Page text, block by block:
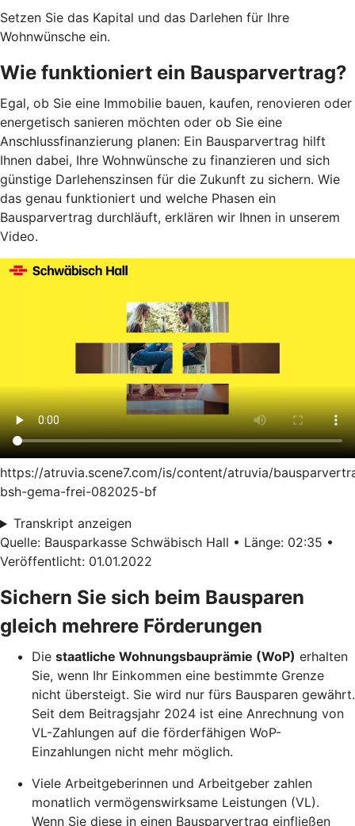
Setzen Sie das Kapital und das Darlehen für Ihre
Wohnwünsche ein.
Wie funktioniert ein Bausparvertrag?
Egal, ob Sie eine Immobilie bauen, kaufen, renovieren oder
energetisch sanieren möchten oder ob Sie eine
Anschlussfinanzierung planen: Ein Bausparvertrag hilft
Ihnen dabei, Ihre Wohnwünsche zu finanzieren und sich
günstige Darlehenszinsen für die Zukunft zu sichern. Wie
das genau funktioniert und welche Phasen ein
Bausparvertrag durchläuft, erklären wir Ihnen in unserem
Video.
https://atruvia.scene7.com/is/content/atruvia/
bsh-gema-frei-082025-bf
Transkript anzeigen
Quelle: Bausparkasse Schwäbisch Hall • Länge: 02:35 •
Veröffentlicht: 01.01.2022
Sichern Sie sich beim Bausparen
gleich mehrere Förderungen
Die staatliche Wohnungsbauprämie (WoP) erhalten
Sie, wenn Ihr Einkommen eine bestimmte Grenze
nicht übersteigt. Sie wird nur fürs Bausparen gewährt.
Seit dem Beitragsjahr 2024 ist eine Anrechnung von
VL-Zahlungen auf die förderfähigen WoP-
Einzahlungen nicht mehr möglich.
Viele Arbeitgeberinnen und Arbeitgeber zahlen
monatlich vermögenswirksame Leistungen (VL).
Wenn Sie diese in einen Bausparvertrag einfließen